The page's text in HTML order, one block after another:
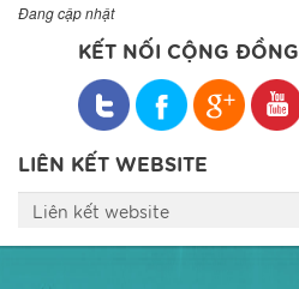
Đang cập nhật
KẾT NỐI CỘNG ĐỒNG
LIÊN KẾT WEBSITE
Liên kết website